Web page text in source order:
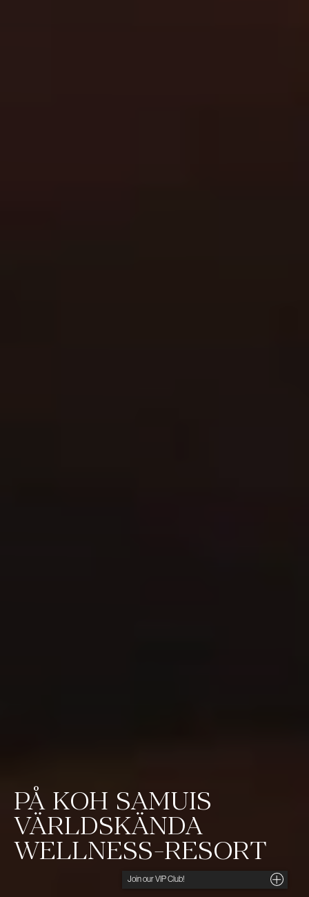
PÅ KOH SAMUIS
VÄRLDSKÄNDA
WELLNESS-RESORT